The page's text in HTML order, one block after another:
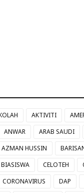
AKTIVITI
ANWAR ARAB SAUDI
AZMAN HUSSIN
BIASISWA CELOTEH
CORONAVIRUS DAP